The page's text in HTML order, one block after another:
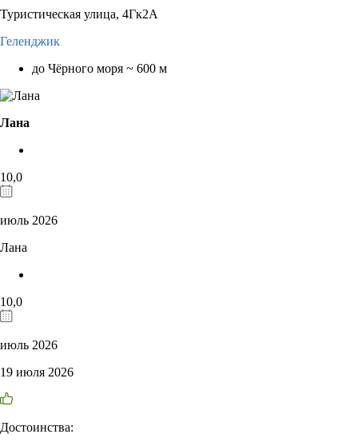
Туристическая улица, 4Гк2А
Геленджик
до Чёрного моря ~ 600 м
Лана
10,0
июль 2026
Лана
10,0
июль 2026
19 июля 2026
Достоинства: